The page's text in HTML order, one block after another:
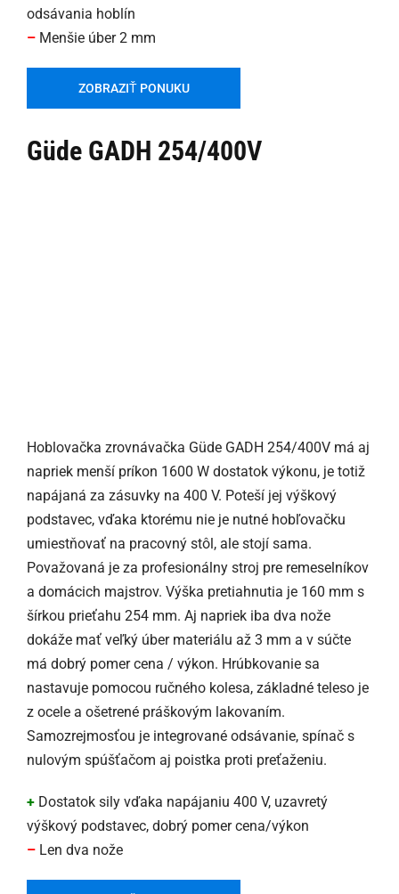
odsávania hoblín
– Menšie úber 2 mm
ZOBRAZIŤ PONUKU
Güde GADH 254/400V
Hoblovačka zrovnávačka Güde GADH 254/400V má aj
napriek menší príkon 1600 W dostatok výkonu, je totiž
napájaná za zásuvky na 400 V. Poteší jej výškový
podstavec, vďaka ktorému nie je nutné hobľovačku
umiestňovať na pracovný stôl, ale stojí sama.
Považovaná je za profesionálny stroj pre remeselníkov
a domácich majstrov. Výška pretiahnutia je 160 mm s
šírkou prieťahu 254 mm. Aj napriek iba dva nože
dokáže mať veľký úber materiálu až 3 mm a v súčte
má dobrý pomer cena / výkon. Hrúbkovanie sa
nastavuje pomocou ručného kolesa, základné teleso je
z ocele a ošetrené práškovým lakovaním.
Samozrejmosťou je integrované odsávanie, spínač s
nulovým spúšťačom aj poistka proti preťaženiu.
+ Dostatok sily vďaka napájaniu 400 V, uzavretý
výškový podstavec, dobrý pomer cena/výkon
– Len dva nože